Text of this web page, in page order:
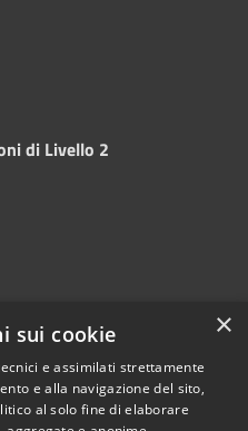
di Livello 2
Copyright © 2024 •
×
sui cookie
e assimilati strettamente
e alla navigazione del sito,
al solo fine di elaborare